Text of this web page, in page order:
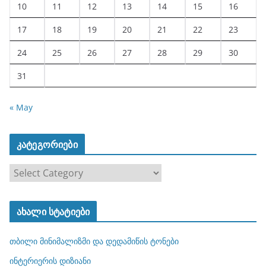
10 11 12 13 14 15 16
17 18 19 20 21 22 23
24 25 26 27 28 29 30
31
« May
კატეგორიები
ტ
ო
რ
ახალი სტატიები
თბილი მინიმალიზმი და დედამიწის ტონები
ინტერიერის დიზიანი